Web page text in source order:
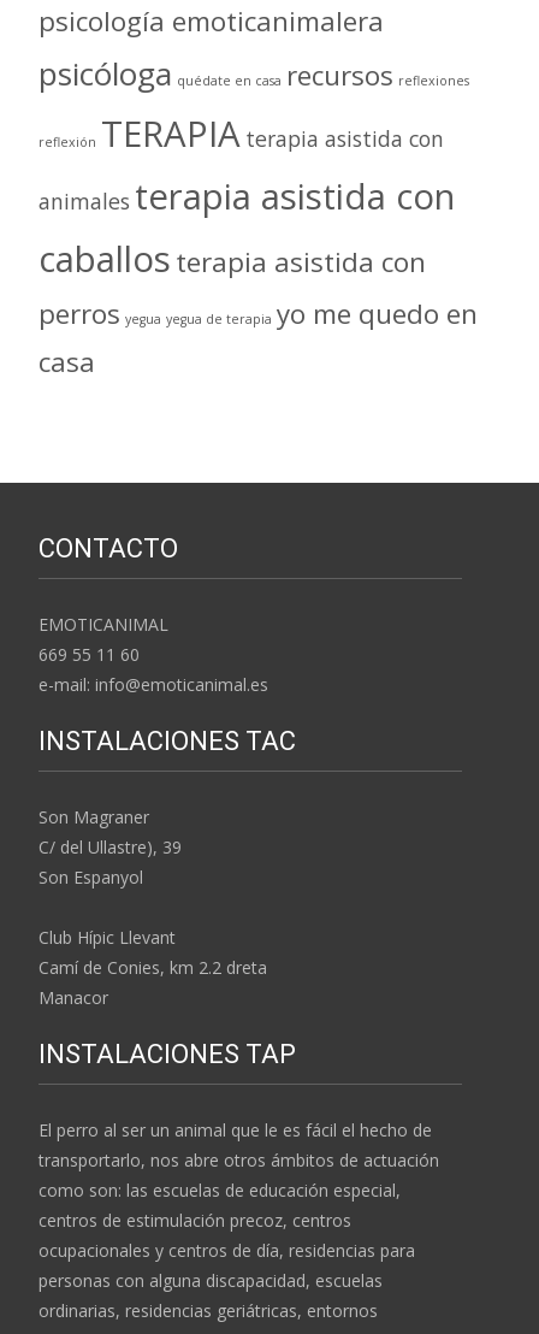
psicología emoticanimalera
psicóloga quédate en casa recursos reflexiones
reflexión TERAPIA terapia asistida con
animales terapia asistida con
caballosterapia asistida con
perros yegua yegua de terapia yo me quedo en
casa
CONTACTO
EMOTICANIMAL
669 55 11 60
e-mail: info@emoticanimal.es
INSTALACIONES TAC
Son Magraner
C/ del Ullastre), 39
Son Espanyol
Club Hípic Llevant
Camí de Conies, km 2.2 dreta
Manacor
INSTALACIONES TAP
El perro al ser un animal que le es fácil el hecho de
transportarlo, nos abre otros ámbitos de actuación
como son: las escuelas de educación especial,
centros de estimulación precoz, centros
ocupacionales y centros de día, residencias para
personas con alguna discapacidad, escuelas
ordinarias, residencias geriátricas, entornos